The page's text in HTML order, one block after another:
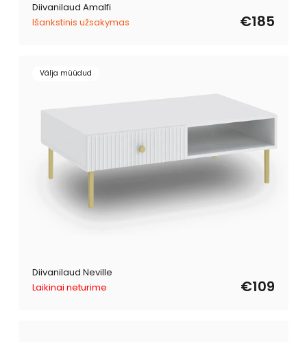
Diivanilaud Amalfi
Išankstinis užsakymas
€185
Välja müüdud
Diivanilaud Neville
Laikinai neturime
€109